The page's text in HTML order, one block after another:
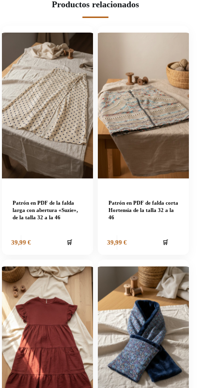
Productos relacionados
Patrón en PDF de la falda
larga con abertura «Suzie»,
de la talla 32 a la 46
39,99 € 🛒
Patrón en PDF de falda corta
Hortensia de la talla 32 a la
46
39,99 € 🛒